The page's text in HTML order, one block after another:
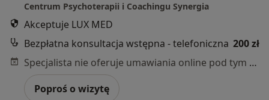
Centrum Psychoterapii i Coachingu Synergia
Akceptuje LUX MED
Bezpłatna konsultacja wstępna - telefoniczna 200 zł
Specjalista nie oferuje umawiania online pod tym adresem.
Poproś o wizytę